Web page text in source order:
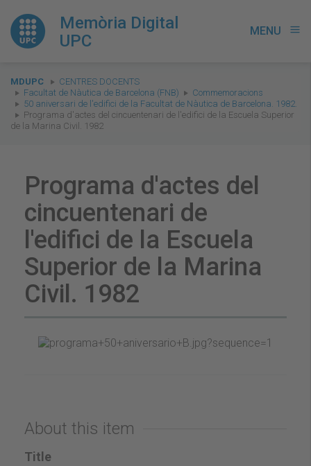
Memòria Digital
UPC
MENU menu
You
are
here:
MDUPC
CENTRES DOCENTS
Facultat de Nàutica de Barcelona (FNB)
Commemoracions
50 aniversari de l'edifici de la Facultat de Nàutica de Barcelona. 1982.
Programa d'actes del cincuentenari de l'edifici de la Escuela Superior
de la Marina Civil. 1982
Programa d'actes del
cincuentenari de
l'edifici de la Escuela
Superior de la Marina
Civil. 1982
About this item
Title